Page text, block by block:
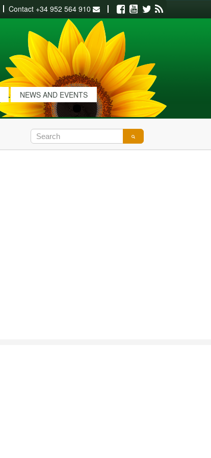
Contact +34 952 564 910 Facebook
Youtube
Twitter
NEWS AND EVENTS